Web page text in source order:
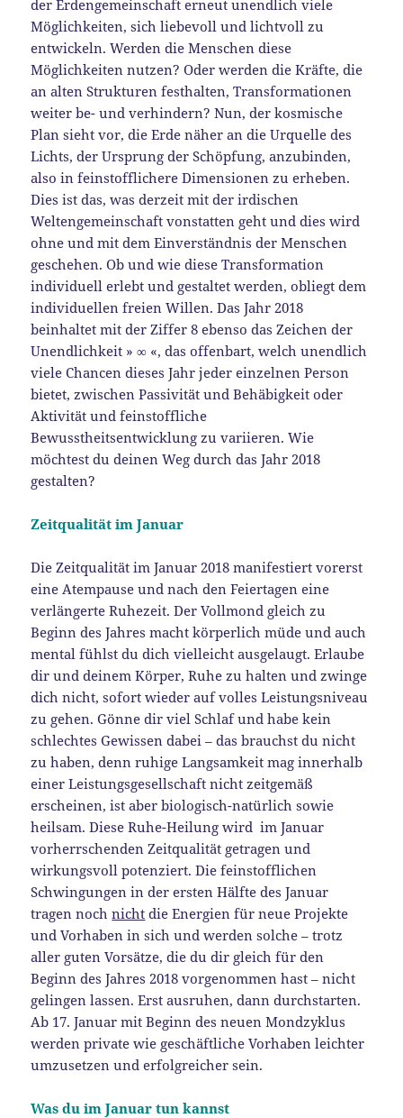
der Erdengemeinschaft erneut unendlich viele
Möglichkeiten, sich liebevoll und lichtvoll zu
entwickeln. Werden die Menschen diese
Möglichkeiten nutzen? Oder werden die Kräfte, die
an alten Strukturen festhalten, Transformationen
weiter be- und verhindern? Nun, der kosmische
Plan sieht vor, die Erde näher an die Urquelle des
Lichts, der Ursprung der Schöpfung, anzubinden,
also in feinstofflichere Dimensionen zu erheben.
Dies ist das, was derzeit mit der irdischen
Weltengemeinschaft vonstatten geht und dies wird
ohne und mit dem Einverständnis der Menschen
geschehen. Ob und wie diese Transformation
individuell erlebt und gestaltet werden, obliegt dem
individuellen freien Willen. Das Jahr 2018
beinhaltet mit der Ziffer 8 ebenso das Zeichen der
Unendlichkeit » ∞ «, das offenbart, welch unendlich
viele Chancen dieses Jahr jeder einzelnen Person
bietet, zwischen Passivität und Behäbigkeit oder
Aktivität und feinstoffliche
Bewusstheitsentwicklung zu variieren. Wie
möchtest du deinen Weg durch das Jahr 2018
gestalten?
Zeitqualität im Januar
Die Zeitqualität im Januar 2018 manifestiert vorerst
eine Atempause und nach den Feiertagen eine
verlängerte Ruhezeit. Der Vollmond gleich zu
Beginn des Jahres macht körperlich müde und auch
mental fühlst du dich vielleicht ausgelaugt. Erlaube
dir und deinem Körper, Ruhe zu halten und zwinge
dich nicht, sofort wieder auf volles Leistungsniveau
zu gehen. Gönne dir viel Schlaf und habe kein
schlechtes Gewissen dabei – das brauchst du nicht
zu haben, denn ruhige Langsamkeit mag innerhalb
einer Leistungsgesellschaft nicht zeitgemäß
erscheinen, ist aber biologisch-natürlich sowie
heilsam. Diese Ruhe-Heilung wird im Januar
vorherrschenden Zeitqualität getragen und
wirkungsvoll potenziert. Die feinstofflichen
Schwingungen in der ersten Hälfte des Januar
tragen nochnicht die Energien für neue Projekte
und Vorhaben in sich und werden solche – trotz
aller guten Vorsätze, die du dir gleich für den
Beginn des Jahres 2018 vorgenommen hast – nicht
gelingen lassen. Erst ausruhen, dann durchstarten.
Ab 17. Januar mit Beginn des neuen Mondzyklus
werden private wie geschäftliche Vorhaben leichter
umzusetzen und erfolgreicher sein.
Was du im Januar tun kannst